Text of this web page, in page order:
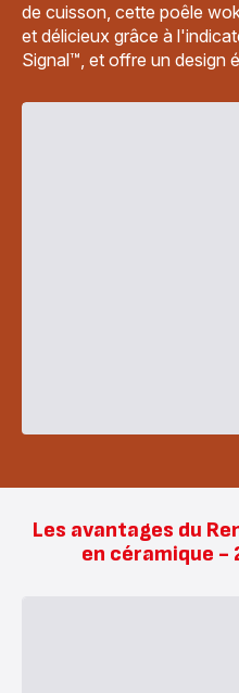
de cuisson, cette poêle
et délicieux grâce à
Signal™, et offre un design
Les avantages du
en céramique -